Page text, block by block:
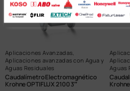
Aplicaciones Avanzadas,
Aplicaciones avanzadas con Agua y
Aguas Residuales
Caudalímetro Electromagnético
Krohne OPTIFLUX 2100 3″
Aguas